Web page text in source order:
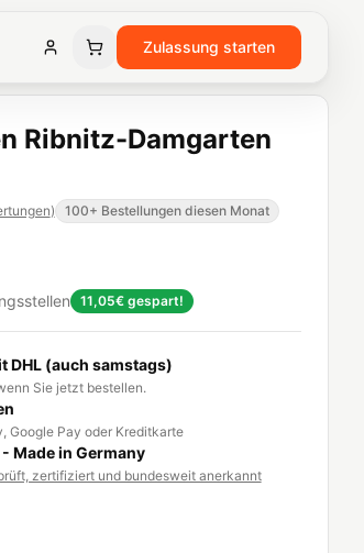
Zulassung starten
Ribnitz-Damgarten
) 100+ Bestellungen diesen Monat
11,05€ gespart!
DHL (auch samstags)
Sie jetzt bestellen.
Google Pay oder Kreditkarte
Made in Germany
zertifiziert und bundesweit anerkannt